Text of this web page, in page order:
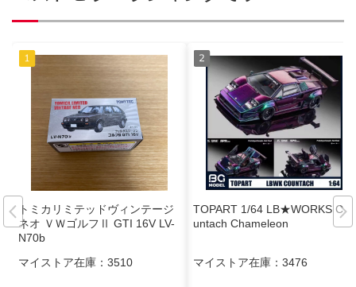
トミカリミテッドヴィンテージ
ネオ ＶＷゴルフⅡ GTI 16V LV-
N70b
マイストア在庫： 3510
TOPART 1/64 LB★WORKS Co
untach Chameleon
マイストア在庫： 3476